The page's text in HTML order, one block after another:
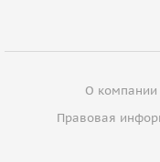
О компании
Правовая